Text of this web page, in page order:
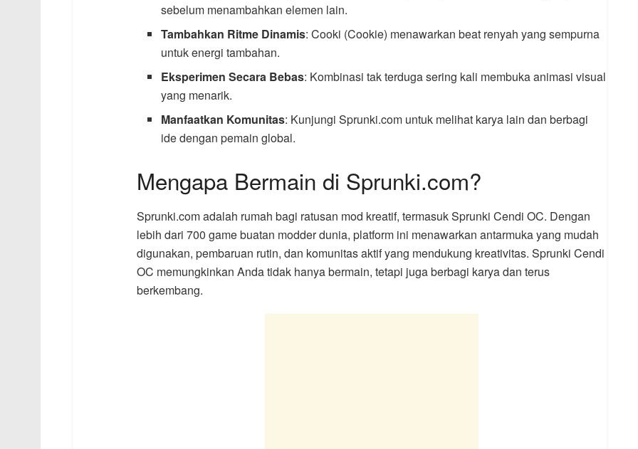
sebelum menambahkan elemen lain.
Tambahkan Ritme Dinamis: Cooki (Cookie) menawarkan beat renyah yang sempurna
untuk energi tambahan.
Eksperimen Secara Bebas: Kombinasi tak terduga sering kali membuka animasi visual
yang menarik.
Manfaatkan Komunitas: Kunjungi Sprunki.com untuk melihat karya lain dan berbagi
ide dengan pemain global.
Mengapa Bermain di Sprunki.com?
Sprunki.com adalah rumah bagi ratusan mod kreatif, termasuk Sprunki Cendi OC. Dengan
lebih dari 700 game buatan modder dunia, platform ini menawarkan antarmuka yang mudah
digunakan, pembaruan rutin, dan komunitas aktif yang mendukung kreativitas. Sprunki Cendi
OC memungkinkan Anda tidak hanya bermain, tetapi juga berbagi karya dan terus
berkembang.